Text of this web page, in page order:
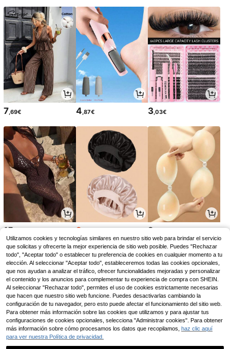
7,69€ 4,87€ 3,03€
15 2 2
Utilizamos cookies y tecnologías similares en nuestro sitio web para brindar el servicio
que solicitas y ofrecerte la mejor experiencia de sitio web posible. Puedes "Rechazar
todo", "Aceptar todo" o establecer tu preferencia de cookies en cualquier momento a tu
elección. Al seleccionar "Aceptar todo", estableceremos todas las cookies opcionales,
que nos ayudan a analizar el tráfico, ofrecer funcionalidades mejoradas y personalizar
el contenido y los anuncios para complementar tu experiencia de compra con SHEIN.
Al seleccionar "Rechazar todo", permites el uso de cookies estrictamente necesarias
que hacen que nuestro sitio web funcione. Puedes desactivarlas cambiando la
configuración de tu navegador, pero esto puede afectar el funcionamiento del sitio web.
Para obtener más información sobre las cookies que utilizamos y para ajustar tus
configuraciones de cookies opcionales, selecciona "Administrar cookies". Para obtener
más información sobre cómo procesamos los datos que recopilamos, haz clic aquí
para ver nuestra Política de privacidad.